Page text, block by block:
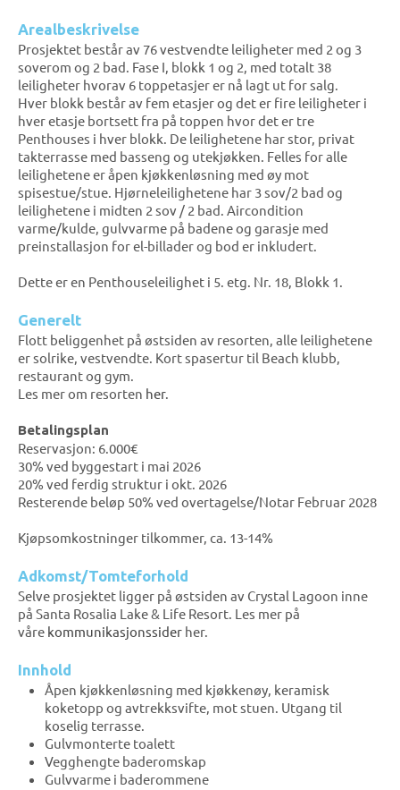
Arealbeskrivelse
Prosjektet består av 76 vestvendte leiligheter med 2 og 3
soverom og 2 bad. Fase I, blokk 1 og 2, med totalt 38
leiligheter hvorav 6 toppetasjer er nå lagt ut for salg.
Hver blokk består av fem etasjer og det er fire leiligheter i
hver etasje bortsett fra på toppen hvor det er tre
Penthouses i hver blokk. De leilighetene har stor, privat
takterrasse med basseng og utekjøkken. Felles for alle
leilighetene er åpen kjøkkenløsning med øy mot
spisestue/stue. Hjørneleilighetene har 3 sov/2 bad og
leilighetene i midten 2 sov / 2 bad. Aircondition
varme/kulde, gulvvarme på badene og garasje med
preinstallasjon for el-billader og bod er inkludert.
Dette er en Penthouseleilighet i 5. etg. Nr. 18, Blokk 1.
Generelt
Flott beliggenhet på østsiden av resorten, alle leilighetene
er solrike, vestvendte. Kort spasertur til Beach klubb,
restaurant og gym.
Les mer om resorten her.
Betalingsplan
Reservasjon: 6.000€
30% ved byggestart i mai 2026
20% ved ferdig struktur i okt. 2026
Resterende beløp 50% ved overtagelse/Notar Februar 2028
Kjøpsomkostninger tilkommer, ca. 13-14%
Adkomst/Tomteforhold
Selve prosjektet ligger på østsiden av Crystal Lagoon inne
på Santa Rosalia Lake & Life Resort. Les mer på
våre kommunikasjonssider her.
Innhold
Åpen kjøkkenløsning med kjøkkenøy, keramisk
koketopp og avtrekksvifte, mot stuen. Utgang til
koselig terrasse.
Gulvmonterte toalett
Vegghengte baderomskap
Gulvvarme i baderommene